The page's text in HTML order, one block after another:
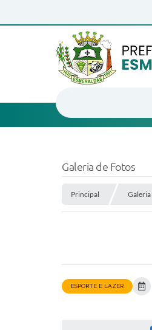
Galeria de Fotos
Principal Galeria
ESPORTE E LAZER